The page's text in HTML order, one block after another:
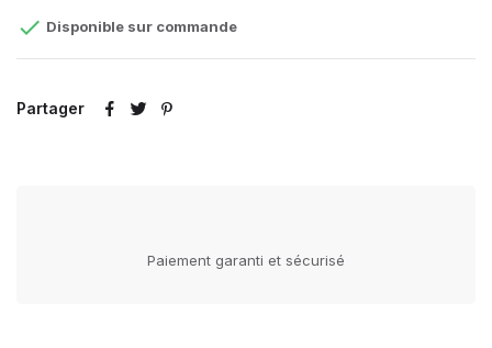
 Disponible sur commande
Partager
Paiement garanti et sécurisé